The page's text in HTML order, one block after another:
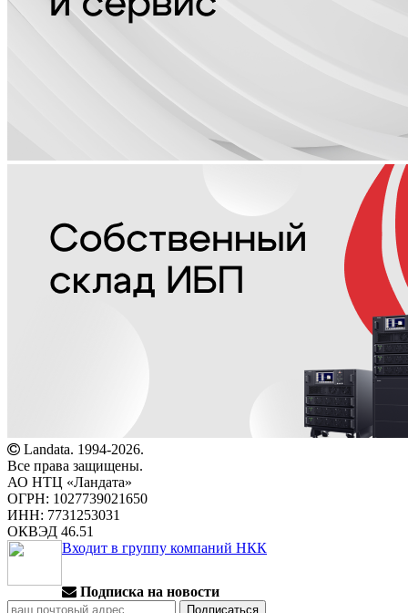
Landata. 1994-2026.
Все права защищены.
АО НТЦ «Ландата»
ОГРН: 1027739021650
ИНН: 7731253031
ОКВЭД 46.51
Входит в группу компаний НКК
Подписка на новости